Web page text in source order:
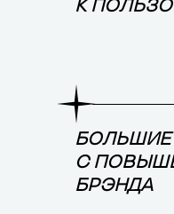
К
БОЛЬШИЕ
С
БРЭНДА